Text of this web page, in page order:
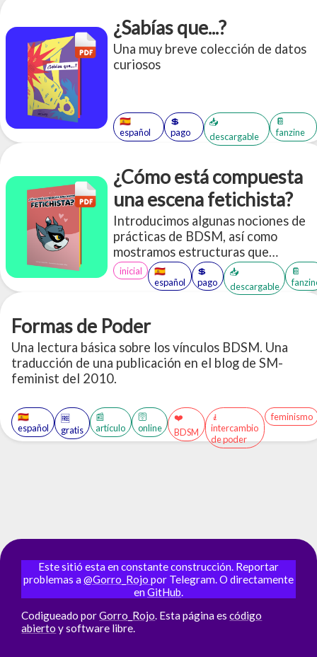
sexualidad
¿Sabías que...?
Una muy breve colección de datos
curiosos
🇪🇸
español
💲
pago
📥
descargable
📔
fanzine
¿Cómo está compuesta
una escena fetichista?
Introducimos algunas nociones de
prácticas de BDSM, así como
mostramos estructuras que
podemos usar para jugar. Con
énfasis en la comunicación activa,
el consentimiento y el cuidado.
inicial
🇪🇸
español
💲
pago
📥
descargable
📔
Formas de Poder
Una lectura básica sobre los vínculos BDSM. Una
traducción de una publicación en el blog de SM-
feminist del 2010.
🇪🇸
español
🆓
gratis
📰
artículo
🛜
online
❤️
BDSM
🧎
intercambio
de poder
feminismo
Este sitió esta en constante construcción. Reportar
problemas a@Gorro_Rojo por Telegram. O directamente
enGitHub.
Codigueado porGorro_Rojo. Esta página escódigo
abierto y software libre.